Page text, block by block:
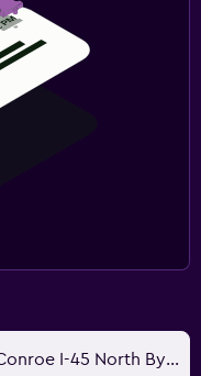
Holiday Inn Express & Suites Conroe I-45 North By IHG